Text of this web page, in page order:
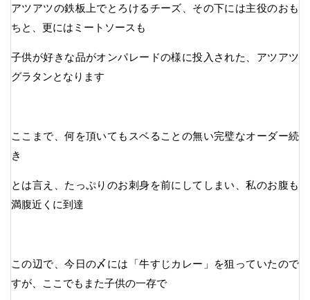
アツアツの鉄板上でとろけるチーズ、その下には主役のおも
ちと、更にはミートソースも
子供が好きな品がオンパレードの様に投入された、アツアツ
グラタンとなります
ここまで、何を頂いてもスベることの無い完璧なオーダー続
き
とは言え、たっぷりのお刺身を前にしてしまい、私のお腹も
満腹近くに到達
この辺で、今日の〆には「牛すじカレー」を狙っていたので
すが、ここでもまた子供の一存で